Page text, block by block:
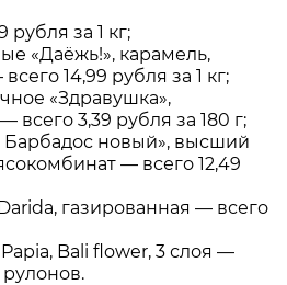
за 1 кг;
«Даёжь!», карамель,
14,99 рубля за 1 кг;
«Здравушка»,
всего 3,39 рубля за 180 г;
новый», высший
— всего 12,49
газированная — всего
Bali flower, 3 слоя —
рулонов.